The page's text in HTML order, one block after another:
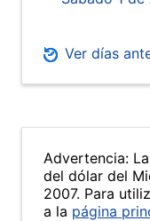
Ver días
Advertencia:
del dólar del
2007. Para
a la página